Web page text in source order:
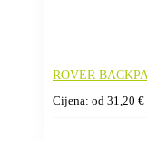
ROVER
Cijena: od 31,20 €